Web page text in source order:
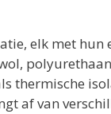
elk met hun
thermische
af van